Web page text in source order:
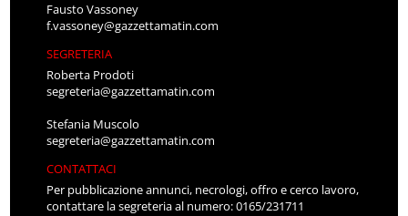
Fausto Vassoney
f.vassoney@gazzettamatin.com
SEGRETERIA
Roberta Prodoti
segreteria@gazzettamatin.com
Stefania Muscolo
segreteria@gazzettamatin.com
CONTATTACI
Per pubblicazione annunci, necrologi, offro e cerco lavoro,
contattare la segreteria al numero: 0165/231711